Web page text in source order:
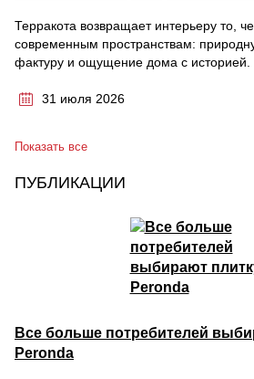
Терракота возвращает интерьеру то,
современным пространствам:
фактуру и ощущение дома с историей.
31 июля 2026
Показать все
ПУБЛИКАЦИИ
Все больше потребителей
Peronda